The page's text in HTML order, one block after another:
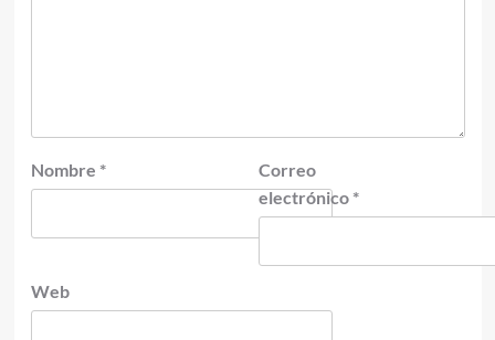
Nombre *
Correo
electrónico *
Web